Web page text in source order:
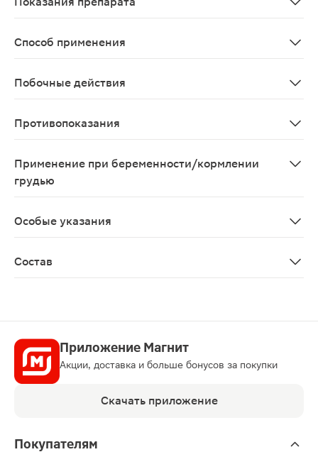
Способ применения
Побочные действия
Противопоказания
Применение при беременности/кормлении
грудью
Особые указания
Состав
Приложение Магнит
Акции, доставка и больше бонусов за покупки
Скачать приложение
Покупателям